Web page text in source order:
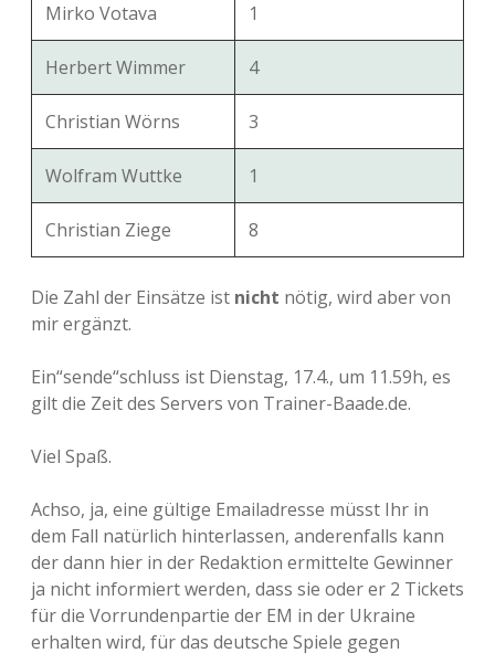
Mirko Votava 1
Herbert Wimmer 4
Christian Wörns 3
Wolfram Wuttke 1
Christian Ziege 8
Die Zahl der Einsätze ist nicht nötig, wird aber von
mir ergänzt.
Ein“sende“schluss ist Dienstag, 17.4., um 11.59h, es
gilt die Zeit des Servers von Trainer-Baade.de.
Viel Spaß.
Achso, ja, eine gültige Emailadresse müsst Ihr in
dem Fall natürlich hinterlassen, anderenfalls kann
der dann hier in der Redaktion ermittelte Gewinner
ja nicht informiert werden, dass sie oder er 2 Tickets
für die Vorrundenpartie der EM in der Ukraine
erhalten wird, für das deutsche Spiele gegen